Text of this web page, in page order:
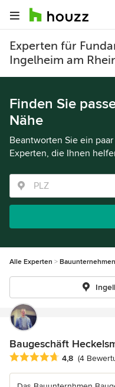
Experten für
Ingelheim am
Finden Sie
Nähe
Beantworten Sie ein
Experten, die Ihnen
Alle Experten Bauunternehmen
Baugeschäft
Durchschnittliche
4,8 (4